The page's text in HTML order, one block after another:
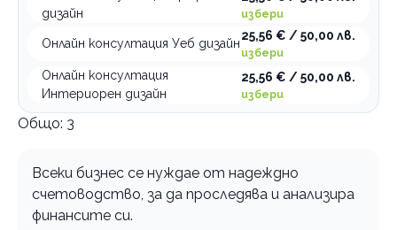
дизайн
избери
Онлайн консултация Уеб дизайн
25,56 € / 50,00 лв.
избери
Онлайн консултация
Интериорен дизайн
25,56 € / 50,00 лв.
избери
Общо: 3
Всеки бизнес се нуждае от надеждно
счетоводство, за да проследява и анализира
финансите си.